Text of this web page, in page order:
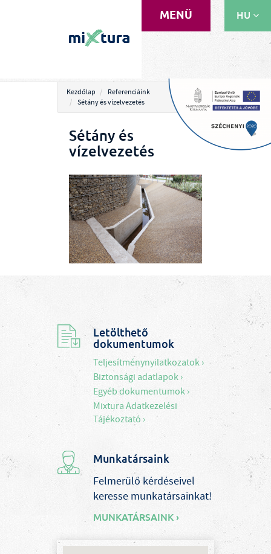
HU
MENÜ
Kezdőlap
Referenciáink
Sétány és vízelvezetés
Sétány és
vízelvezetés
Letölthető
dokumentumok
Teljesítménynyilatkozatok ›
Biztonsági adatlapok ›
Egyéb dokumentumok ›
Mixtura Adatkezelési
Tájékoztató ›
Munkatársaink
Felmerülő kérdéseivel
keresse munkatársainkat!
MUNKATÁRSAINK ›